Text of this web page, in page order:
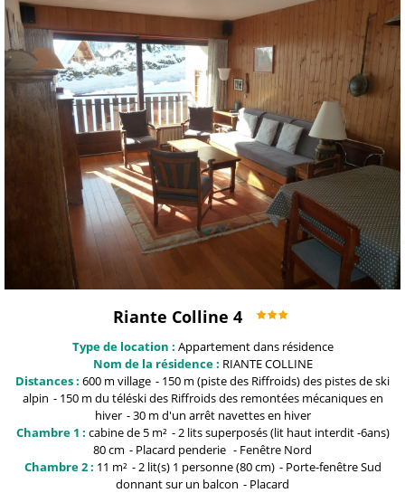
Riante Colline 4
Type de location : Appartement dans résidence
Nom de la résidence : RIANTE COLLINE
Distances : 600 m village 150 m (piste des Riffroids)des pistes de ski
alpin
150 m du téléski des Riffroidsdes remontées mécaniques en
hiver
30 m d'un arrêt navettes en hiver
Chambre 1 : cabinede 5 m²
2 lits superposés (lit haut interdit -6ans)
80 cm
Placard penderie Fenêtre Nord
Chambre 2 : 11 m² 2 lit(s) 1 personne (80 cm) Porte-fenêtreSud
donnant sur un balcon
Placard